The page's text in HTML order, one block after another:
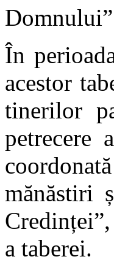
În
acestor
tinerilor
petrecere
mănăstiri
a taberei.